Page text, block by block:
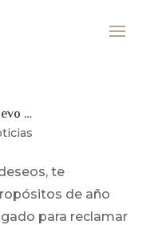
…
te
de año
para reclamar